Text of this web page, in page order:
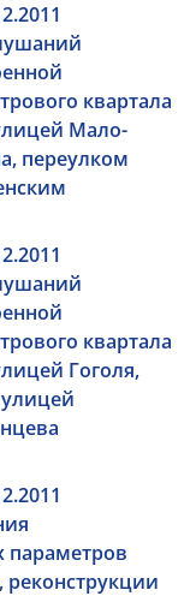
квартала
Мало-
переулком
квартала
Гоголя,
параметров
реконструкции